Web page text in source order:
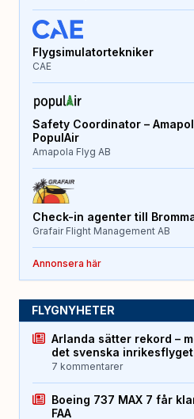
Flygsimulatortekniker
CAE
Safety Coordinator –
PopulAir
Amapola Flyg AB
Check-in agenter till
Grafair Flight Management AB
Annonsera här
FLYGNYHETER
Arlanda sätter rekord –
det svenska
7 kommentarer
Boeing 737 MAX 7 får
FAA